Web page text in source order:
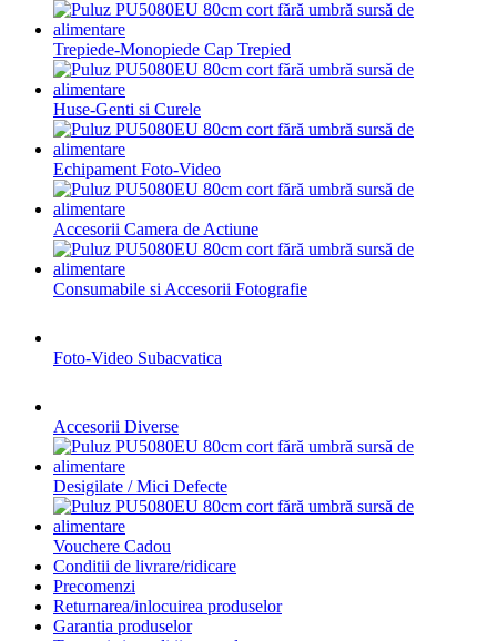
Trepiede-Monopiede Cap Trepied
Huse-Genti si Curele
Echipament Foto-Video
Accesorii Camera de Actiune
Consumabile si Accesorii Fotografie
Foto-Video Subacvatica
Accesorii Diverse
Desigilate / Mici Defecte
Vouchere Cadou
Conditii de livrare/ridicare
Precomenzi
Returnarea/inlocuirea produselor
Garantia produselor